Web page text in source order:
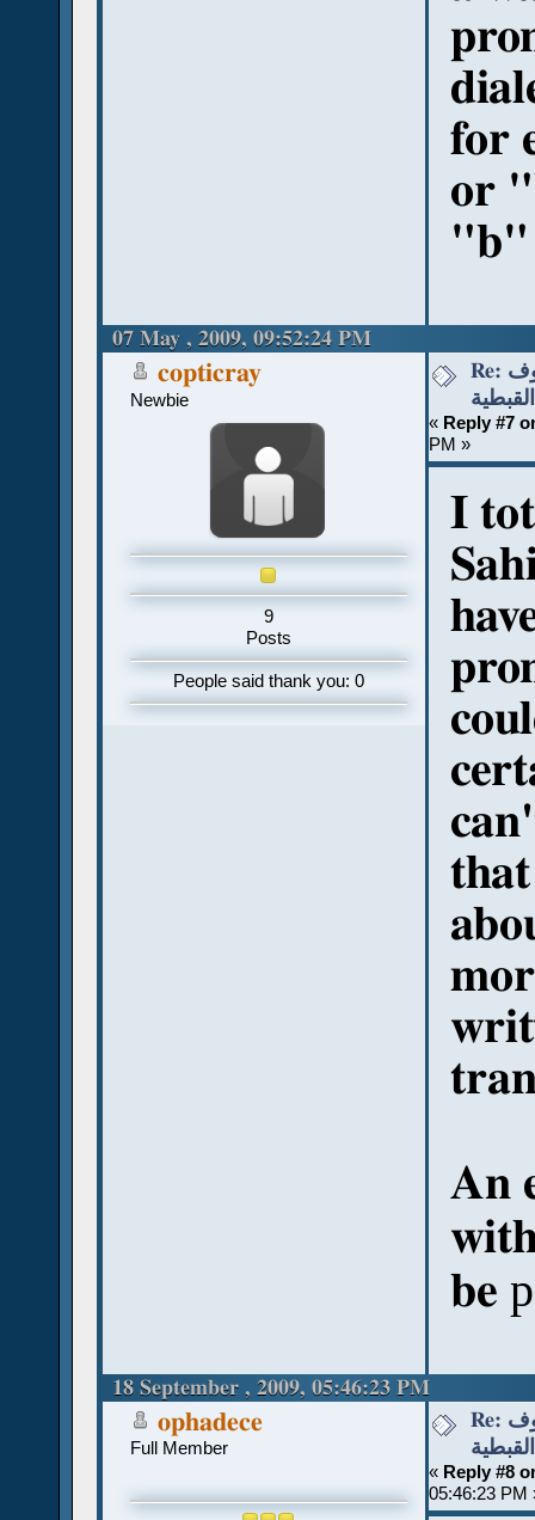
for
or
"b"
07 May , 2009, 09:52:24 PM
copticray
Newbie
9
Posts
People said thank you: 0
Re: قواعد نطق الحروف
القبطية
« Reply #7
PM »
I
An
be
18 September , 2009, 05:46:23 PM
ophadece
Full Member
Re: قواعد نطق الحروف
القبطية
« Reply #8
05:46:23 PM